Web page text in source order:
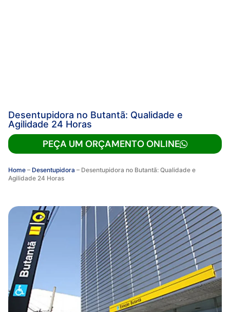
Desentupidora no Butantã: Qualidade e
Agilidade 24 Horas
PEÇA UM ORÇAMENTO ONLINE
Home – Desentupidora – Desentupidora no Butantã: Qualidade e
Agilidade 24 Horas